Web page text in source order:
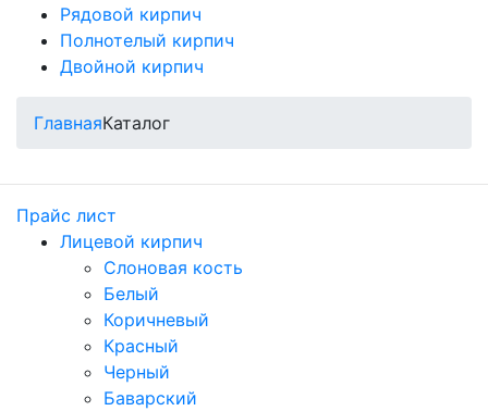
Рядовой кирпич
Полнотелый кирпич
Двойной кирпич
ГлавнаяКаталог
Прайс лист
Лицевой кирпич
Слоновая кость
Белый
Коричневый
Красный
Черный
Баварский